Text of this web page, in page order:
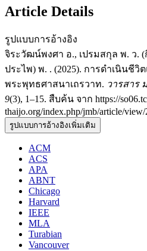
Article Details
รูปแบบการอ้างอิง
จิระวัฒน์พงศา อ., เปรมสกุล พ. ว. (
ประไพ) พ. . (2025). การดำเนินชี
พระพุทธศาสนาเถรวาท. วารสาร
9(3), 1–15. สืบค้น จาก https://
thaijo.org/index.php/jmb/article/view/
รูปแบบการอ้างอิงเพิ่มเติม
ACM
ACS
APA
ABNT
Chicago
Harvard
IEEE
MLA
Turabian
Vancouver